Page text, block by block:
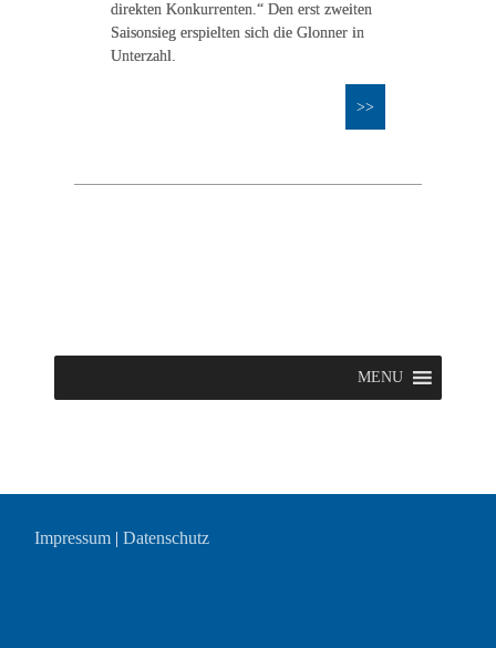
direkten Konkurrenten.“ Den erst zweiten
Saisonsieg erspielten sich die Glonner in
Unterzahl.
>>
MENU
Impressum |Datenschutz